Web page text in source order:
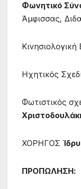
Φωνητικό
Άμφισσας,
Κινησιολογική
Ηχητικός
Φωτιστικός
ΧΟΡΗΓΟΣ
ΠΡΟΠΩΛΗΣΗ: